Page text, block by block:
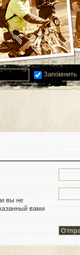
Запомнить
вы не
вами